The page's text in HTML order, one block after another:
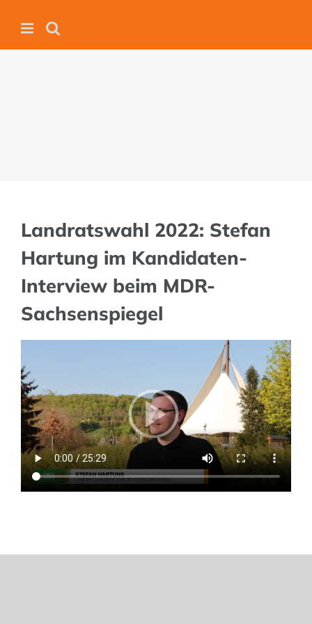
Inhalt
springen
Landratswahl 2022: Stefan
Hartung im Kandidaten-
Interview beim MDR-
Sachsenspiegel